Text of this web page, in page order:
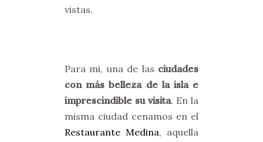
vistas.
Para mi, una de las ciudades
con más belleza de la isla e
imprescindible su visita. En la
misma ciudad cenamos en el
Restaurante Medina, aquella